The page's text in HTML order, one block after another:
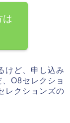
は
けど、申し込み
O8セレクショ
レクションズの